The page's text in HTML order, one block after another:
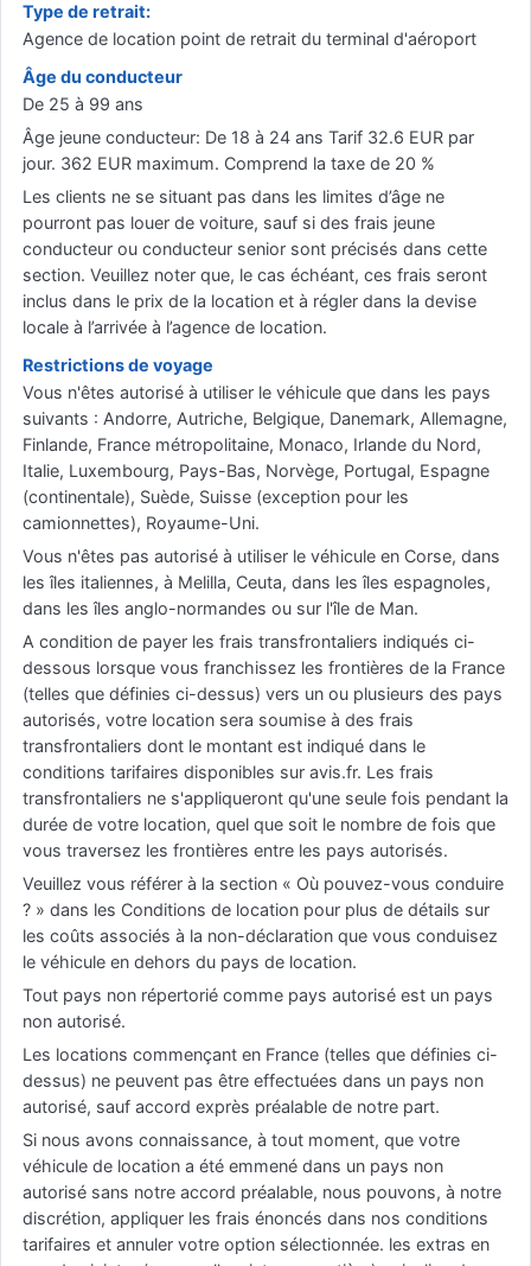
Type de retrait:
Agence de location point de retrait du terminal d'aéroport
Âge du conducteur
De 25 à 99 ans
Âge jeune conducteur: De 18 à 24 ans Tarif 32.6 EUR par
jour. 362 EUR maximum. Comprend la taxe de 20 %
Les clients ne se situant pas dans les limites d’âge ne
pourront pas louer de voiture, sauf si des frais jeune
conducteur ou conducteur senior sont précisés dans cette
section. Veuillez noter que, le cas échéant, ces frais seront
inclus dans le prix de la location et à régler dans la devise
locale à l’arrivée à l’agence de location.
Restrictions de voyage
Vous n'êtes autorisé à utiliser le véhicule que dans les pays
suivants : Andorre, Autriche, Belgique, Danemark, Allemagne,
Finlande, France métropolitaine, Monaco, Irlande du Nord,
Italie, Luxembourg, Pays-Bas, Norvège, Portugal, Espagne
(continentale), Suède, Suisse (exception pour les
camionnettes), Royaume-Uni.
Vous n'êtes pas autorisé à utiliser le véhicule en Corse, dans
les îles italiennes, à Melilla, Ceuta, dans les îles espagnoles,
dans les îles anglo-normandes ou sur l'île de Man.
A condition de payer les frais transfrontaliers indiqués ci-
dessous lorsque vous franchissez les frontières de la France
(telles que définies ci-dessus) vers un ou plusieurs des pays
autorisés, votre location sera soumise à des frais
transfrontaliers dont le montant est indiqué dans le
conditions tarifaires disponibles sur avis.fr. Les frais
transfrontaliers ne s'appliqueront qu'une seule fois pendant la
durée de votre location, quel que soit le nombre de fois que
vous traversez les frontières entre les pays autorisés.
Veuillez vous référer à la section « Où pouvez-vous conduire
? » dans les Conditions de location pour plus de détails sur
les coûts associés à la non-déclaration que vous conduisez
le véhicule en dehors du pays de location.
Tout pays non répertorié comme pays autorisé est un pays
non autorisé.
Les locations commençant en France (telles que définies ci-
dessus) ne peuvent pas être effectuées dans un pays non
autorisé, sauf accord exprès préalable de notre part.
Si nous avons connaissance, à tout moment, que votre
véhicule de location a été emmené dans un pays non
autorisé sans notre accord préalable, nous pouvons, à notre
discrétion, appliquer les frais énoncés dans nos conditions
tarifaires et annuler votre option sélectionnée. les extras en